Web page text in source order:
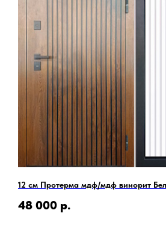
12 см Протерма мдф/мдф винорит
48 000 р.